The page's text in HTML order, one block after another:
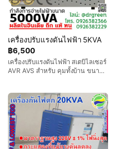
฿6,500
เครื่องปรับแรงดันไฟฟ้า 5KVA
เครื่องปรับแรงดันไฟฟ้า สเตบิไลเซอร์
AVR AVS สำหรับ คุมทั้งบ้าน ขนาด